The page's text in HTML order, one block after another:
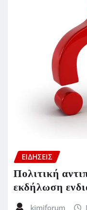
ΕΙΔΗΣΕΙΣ
Πολιτική
εκδήλωση
kimiforum